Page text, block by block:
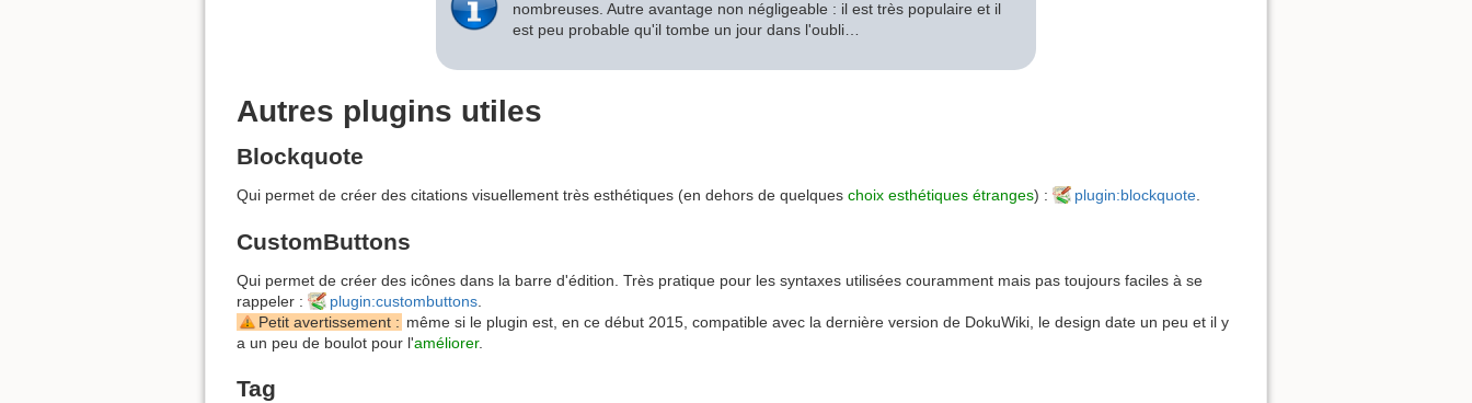
nombreuses. Autre avantage non négligeable : il est très populaire et il
est peu probable qu'il tombe un jour dans l'oubli…
Autres plugins utiles
Blockquote
Qui permet de créer des citations visuellement très esthétiques (en dehors de quelques choix esthétiques étranges) : plugin:blockquote.
CustomButtons
Qui permet de créer des icônes dans la barre d'édition. Très pratique pour les syntaxes utilisées couramment mais pas toujours faciles à se
rappeler :
plugin:custombuttons.
Petit avertissement : même si le plugin est, en ce début 2015, compatible avec la dernière version de DokuWiki, le design date un peu et il y
a un peu de boulot pour l'améliorer.
Tag